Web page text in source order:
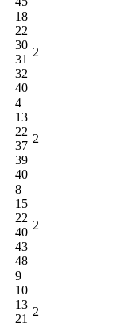
18
22
30
31
32
40
2
4
13
22
37
39
40
2
8
15
22
40
43
48
2
9
10
13
21
2